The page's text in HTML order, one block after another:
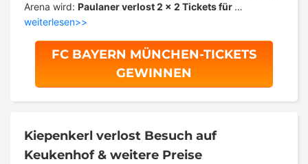
Arena wird: Paulaner verlost 2 x 2 Tickets für …
weiterlesen>>
FC BAYERN MÜNCHEN-TICKETS
GEWINNEN
Kiepenkerl verlost Besuch auf
Keukenhof & weitere Preise